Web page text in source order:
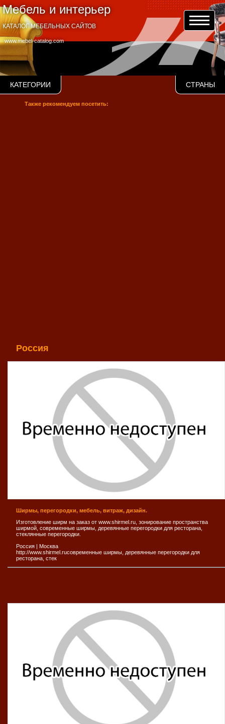
Мебель и интерьер
www.mebel-catalog.com
КАТАЛОГ МЕБЕЛЬНЫХ САЙТОВ
КАТЕГОРИИ СТРАНЫ
Также рекомендуем посетить:
Россия
Ширмы, перегородки, мебель, витраж, дизайн.
Изготовление ширм на заказ от www.shirmel.ru, зонирование пространства
ширмой, современные ширмы, деревянные перегородки для ресторана,
стеклянные перегородки.
Россия | Москва
http://www.shirmel.ruсовременные ширмы, деревянные перегородки для
ресторана, стек